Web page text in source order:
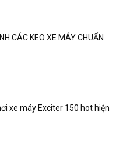
CÁC KEO XE MÁY CHUẨN
xe máy Exciter 150 hot hiện